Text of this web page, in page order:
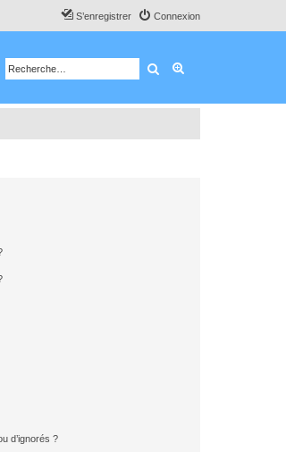
Connexion
S’enregistrer
Rechercher
d’ignorés ?